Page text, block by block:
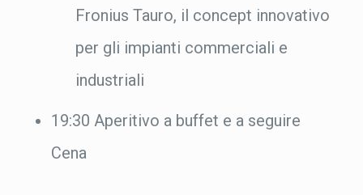
Fronius Tauro, il concept innovativo
per gli impianti commerciali e
industriali
19:30 Aperitivo a buffet e a seguire
Cena